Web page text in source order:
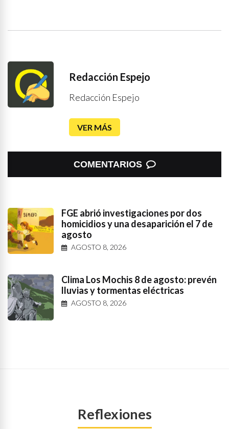
Redacción Espejo
Redacción Espejo
VER MÁS
COMENTARIOS
FGE abrió investigaciones por dos
homicidios y una desaparición el 7 de
agosto
AGOSTO 8, 2026
Clima Los Mochis 8 de agosto: prevén
lluvias y tormentas eléctricas
AGOSTO 8, 2026
Reflexiones